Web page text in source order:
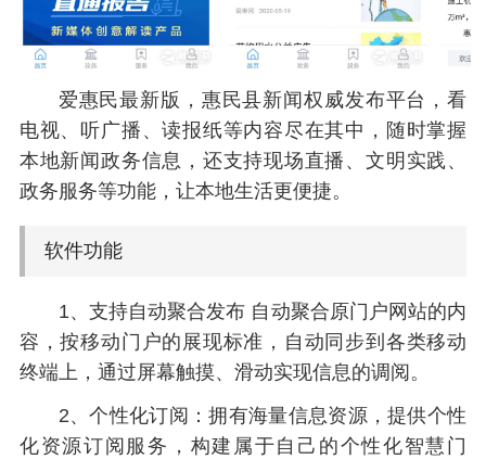
爱惠民最新版，惠民县新闻权威发布平台，看
电视、听广播、读报纸等内容尽在其中，随时掌握
本地新闻政务信息，还支持现场直播、文明实践、
政务服务等功能，让本地生活更便捷。
软件功能
1、支持自动聚合发布 自动聚合原门户网站的内
容，按移动门户的展现标准，自动同步到各类移动
终端上，通过屏幕触摸、滑动实现信息的调阅。
2、个性化订阅：拥有海量信息资源，提供个性
化资源订阅服务，构建属于自己的个性化智慧门